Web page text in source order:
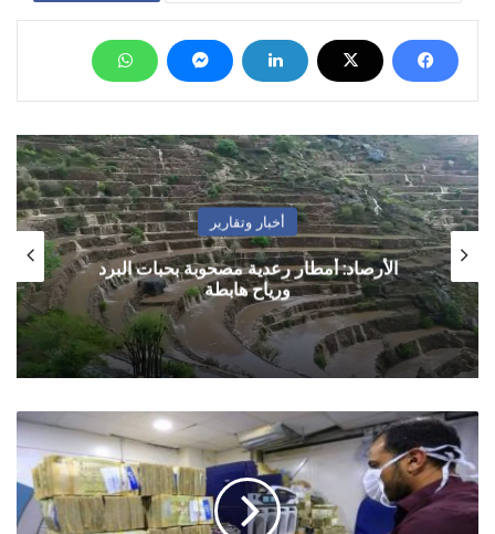
أخبار وتقارير
الأرصاد: أمطار رعدية مصحوبة بحبات البرد
ورياح هابطة
أسعار
الصرف
مقابل
الريال
اليمني